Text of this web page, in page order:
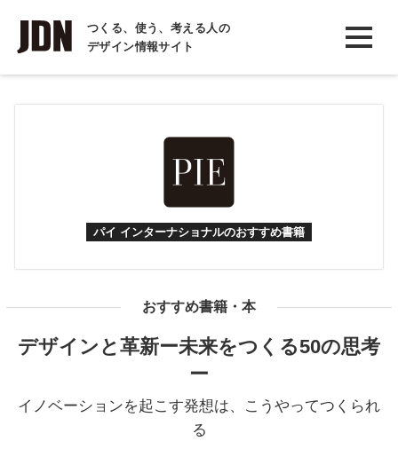
つくる、使う、考える人の
デザイン情報サイト
INTERVIEW
インタビュー
REPORT
パイ インターナショナルのおすすめ書籍
おすすめ書籍・本
デザインと革新ー未来をつくる50の思考
ー
イノベーションを起こす発想は、こうやってつくられ
る